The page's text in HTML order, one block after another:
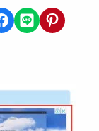
on Facebook
Share on LINEShare on